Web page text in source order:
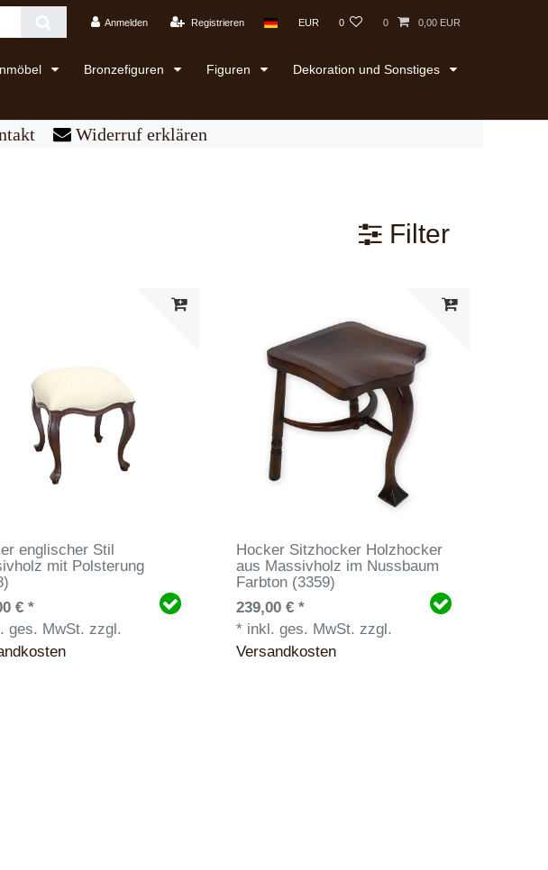
Anmelden Registrieren EUR 0 0 0,00 EUR
Bronzefiguren Figuren Dekoration und Sonstiges
Widerruf erklären
Filter
englischer Stil
mit Polsterung
€ *
ges. MwSt. zzgl.
Hocker Sitzhocker Holzhocker
aus Massivholz im Nussbaum
Farbton (3359)
239,00 € *
* inkl. ges. MwSt. zzgl.
Versandkosten